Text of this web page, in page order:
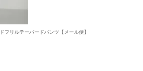
フリルテーパードパンツ【メール便】